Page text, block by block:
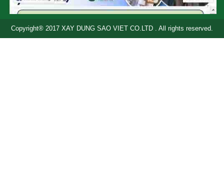
Copyright® 2017 XAY DUNG SAO VIET CO.LTD . All rights reserved.